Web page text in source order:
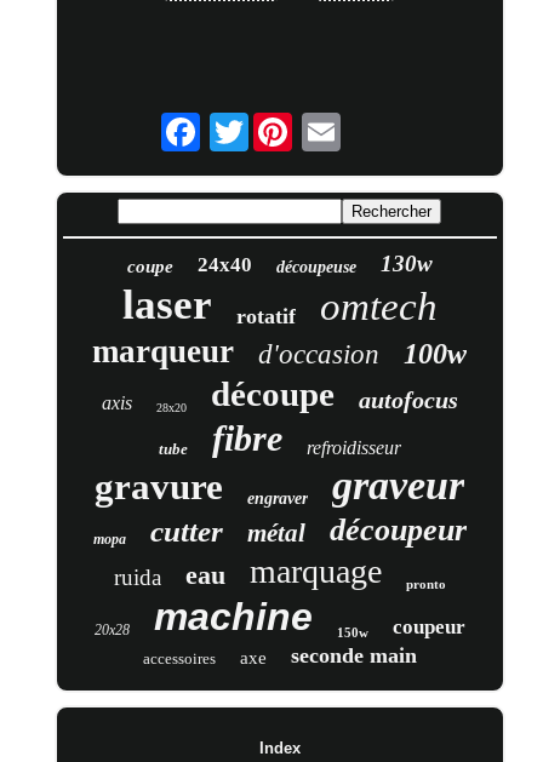
Twitter
coupe 24x40 découpeuse 130w
laser rotatif omtech
marqueur d'occasion 100w
axis 28x20 découpe autofocus
tube fibre refroidisseur
gravure engraver graveur
mopa cutter métal découpeur
ruida eau marquage pronto
20x28 machine 150w coupeur
accessoires axe seconde main
Index